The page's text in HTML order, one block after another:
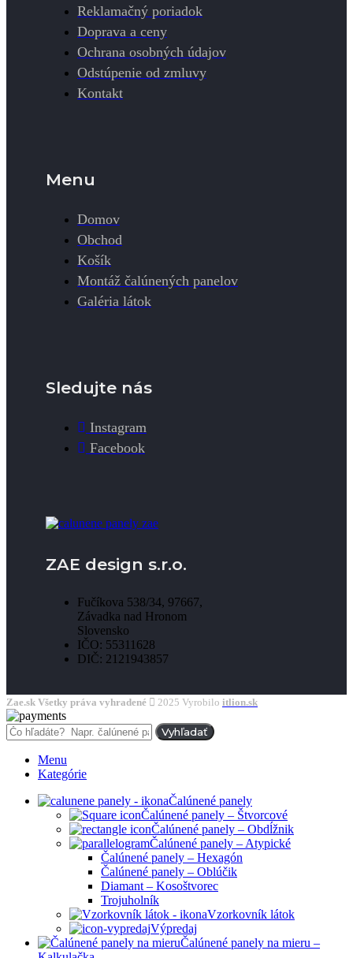
Reklamačný poriadok
Doprava a ceny
Ochrana osobných údajov
Odstúpenie od zmluvy
Kontakt
Menu
Domov
Obchod
Košík
Montáž čalúnených panelov
Galéria látok
Sledujte nás
Instagram
Facebook
ZAE design s.r.o.
Fučíkova 538/34, 97667,
Závadka nad Hronom
Slovensko
IČO: 55311628
DIČ: 2121943857
Zae.sk Všetky práva vyhradené 2025 Vyrobilo itlion.sk
Vyhľadať
Menu
Kategórie
Čalúnené panely
Čalúnené panely – Štvorcové
Čalúnené panely – Obdĺžnik
Čalúnené panely – Atypické
Čalúnené panely – Hexagón
Čalúnené panely – Oblúčik
Diamant – Kosoštvorec
Trojuholník
Vzorkovník látok
Výpredaj
Čalúnené panely na mieru –